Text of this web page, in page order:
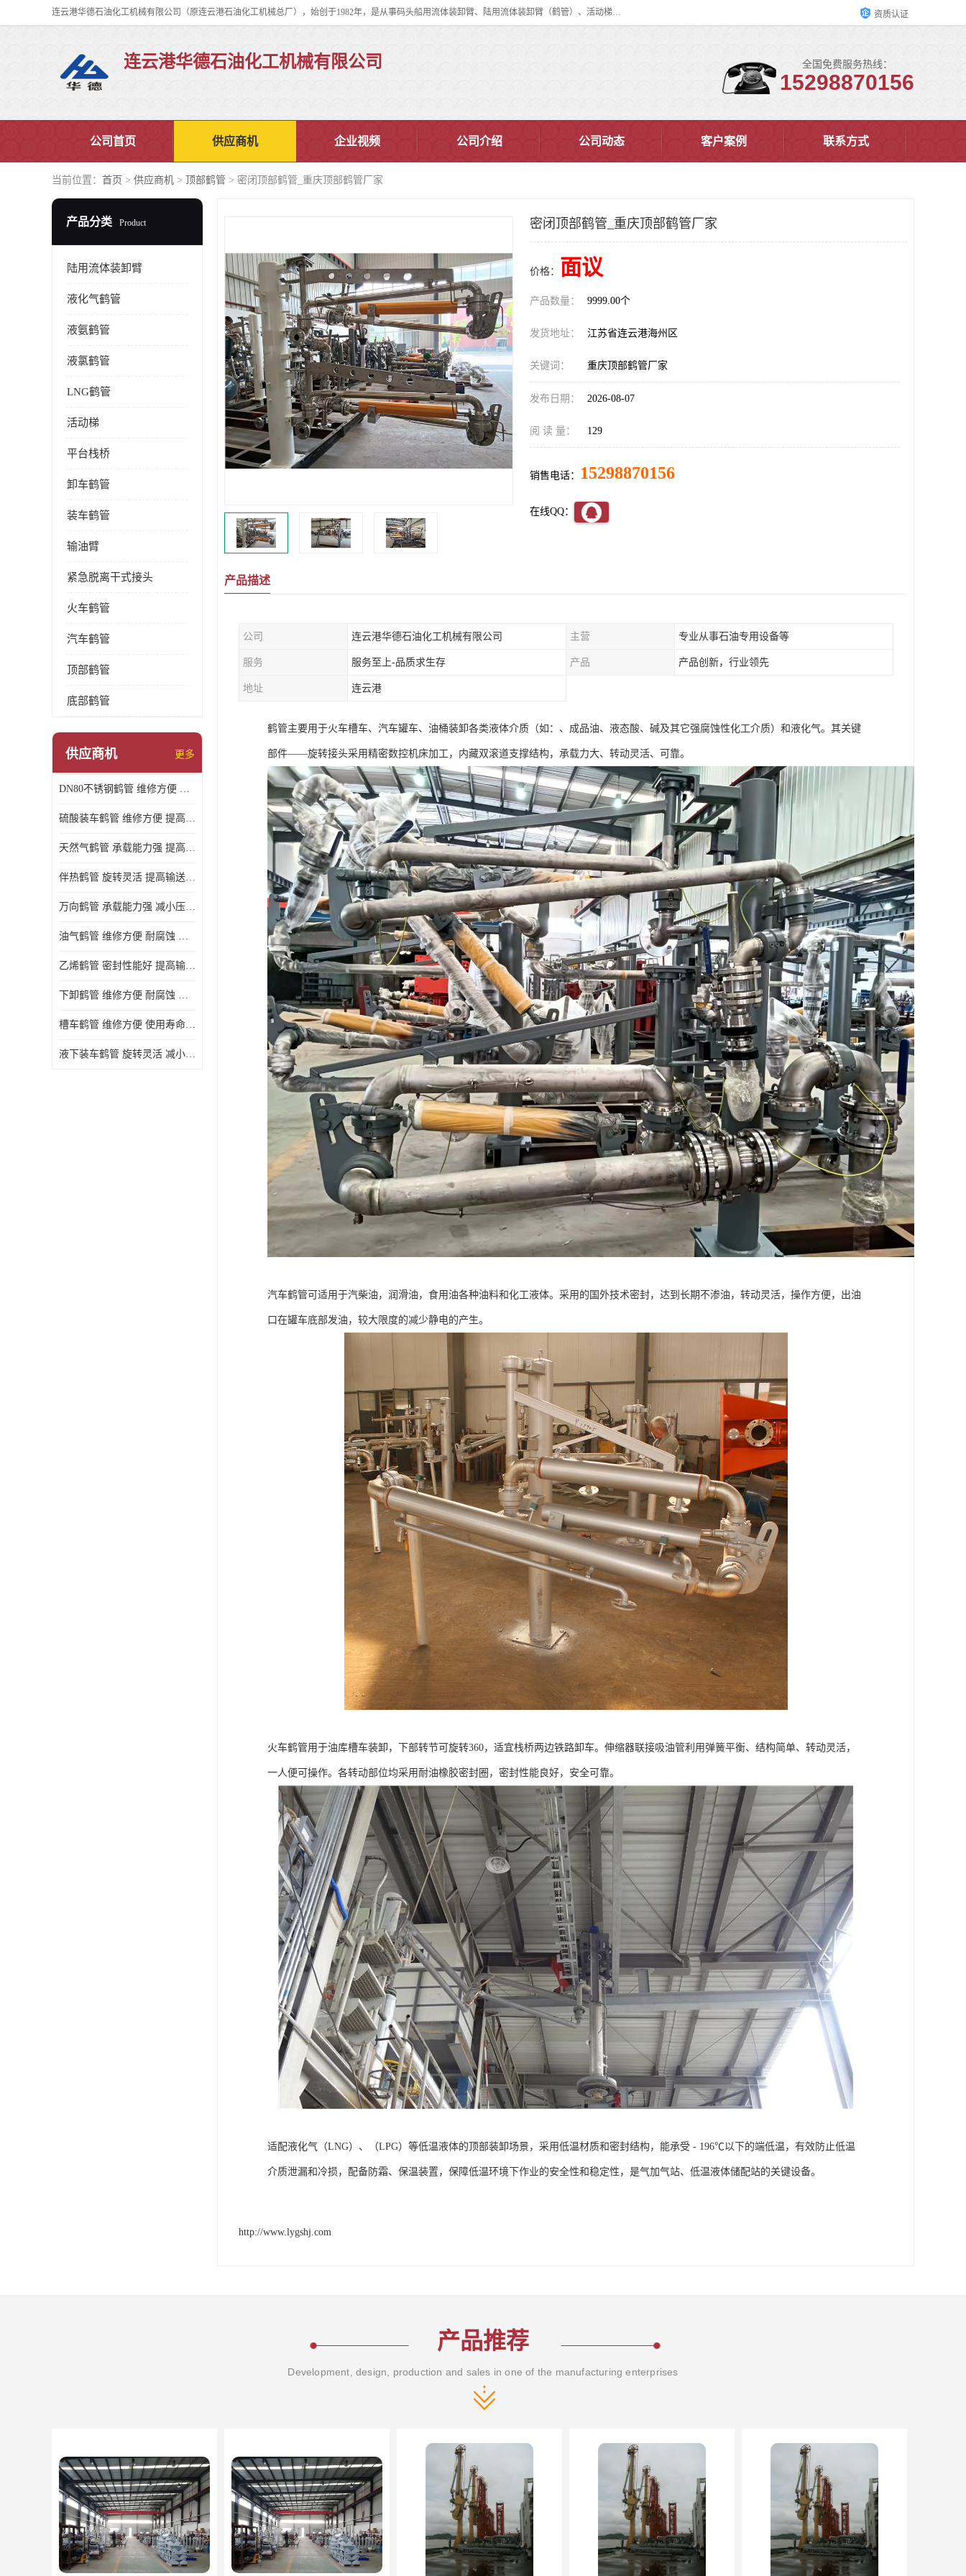
连云港华德石油化工机械有限公司（原连云港石油化工机械总厂），始创于1982年，是从事码头船用流体装卸臂、陆用流体装卸臂（鹤管）、活动梯、钢构平台、定量装车系统等全系列流体装卸设备的设计、制造、销售以及服务的专业供应商。 资质认证
连云港华德石油化工机械有限公司 全国免费服务热线：
15298870156
公司首页 供应商机 企业视频 公司介绍 公司动态 客户案例 联系方式
当前位置： 首页 > 供应商机 > 顶部鹤管 > 密闭顶部鹤管_重庆顶部鹤管厂家
产品分类 Product
陆用流体装卸臂
液化气鹤管
液氨鹤管
液氯鹤管
LNG鹤管
活动梯
平台栈桥
卸车鹤管
装车鹤管
输油臂
紧急脱离干式接头
火车鹤管
汽车鹤管
顶部鹤管
底部鹤管
供应商机 更多
DN80不锈钢鹤管 维修方便 提高输送效率
硫酸装车鹤管 维修方便 提高输送效率
天然气鹤管 承载能力强 提高输送效率
伴热鹤管 旋转灵活 提高输送效率
万向鹤管 承载能力强 减小压力损失
油气鹤管 维修方便 耐腐蚀 耐高温
乙烯鹤管 密封性能好 提高输送效率
下卸鹤管 维修方便 耐腐蚀 耐高温
槽车鹤管 维修方便 使用寿命较长
液下装车鹤管 旋转灵活 减小压力损失
密闭顶部鹤管_重庆顶部鹤管厂家
价格： 面议
产品数量： 9999.00个
发货地址： 江苏省连云港海州区
关键词： 重庆顶部鹤管厂家
发布日期： 2026-08-07
阅 读 量： 129
销售电话： 15298870156
在线QQ：
产品描述
公司 连云港华德石油化工机械有限公司 主营 专业从事石油专用设备等
服务 服务至上-品质求生存 产品 产品创新，行业领先
地址 连云港
鹤管主要用于火车槽车、汽车罐车、油桶装卸各类液体介质（如：、成品油、液态酸、碱及其它强腐蚀性化工介质）和液化气。其关键
部件——旋转接头采用精密数控机床加工，内藏双滚道支撑结构，承载力大、转动灵活、可靠。
汽车鹤管可适用于汽柴油，润滑油，食用油各种油料和化工液体。采用的国外技术密封，达到长期不渗油，转动灵活，操作方便，出油
口在罐车底部发油，较大限度的减少静电的产生。
火车鹤管用于油库槽车装卸，下部转节可旋转360，适宜栈桥两边铁路卸车。伸缩器联接吸油管利用弹簧平衡、结构简单、转动灵活，
一人便可操作。各转动部位均采用耐油橡胶密封圈，密封性能良好，安全可靠。
适配液化气（LNG）、（LPG）等低温液体的顶部装卸场景，采用低温材质和密封结构，能承受 - 196℃以下的端低温，有效防止低温
介质泄漏和冷损，配备防霜、保温装置，保障低温环境下作业的安全性和稳定性，是气加气站、低温液体储配站的关键设备。
http://www.lygshj.com
产品推荐
Development, design, production and sales in one of the manufacturing enterprises